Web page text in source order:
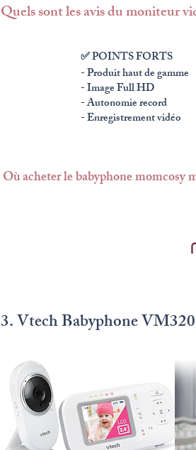
Quels sont les avis du moniteur
✅ POINTS FORTS
- Produit haut de gamme
- Image Full HD
- Autonomie record
- Enregistrement vidéo
Où acheter le babyphone momcosy
3. Vtech Babyphone VM320